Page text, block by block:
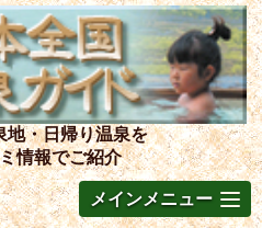
地・日帰り温泉を
情報でご紹介
メインメニュー